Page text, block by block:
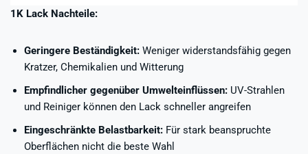
1K Lack Nachteile:
Geringere Beständigkeit: Weniger widerstandsfähig gegen
Kratzer, Chemikalien und Witterung
Empfindlicher gegenüber Umwelteinflüssen: UV-Strahlen
und Reiniger können den Lack schneller angreifen
Eingeschränkte Belastbarkeit: Für stark beanspruchte
Oberflächen nicht die beste Wahl